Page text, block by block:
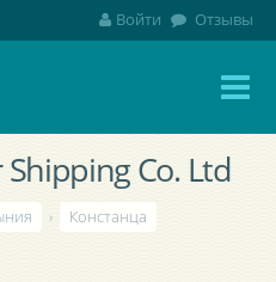
Co. Ltd
›
Констанца
Войти Отзывы